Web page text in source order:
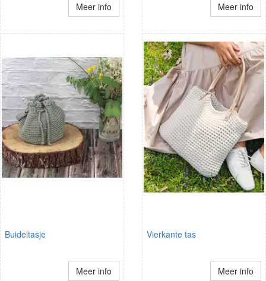
Meer info Meer info
Buideltasje
Meer info
Vierkante tas
Meer info